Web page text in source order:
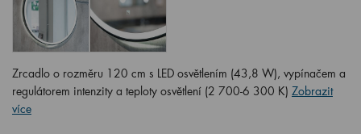
Zrcadlo o rozměru 120 cm s LED osvětlením (43,8 W), vypínačem a
regulátorem intenzity a teploty osvětlení (2 700-6 300 K) Zobrazit
více